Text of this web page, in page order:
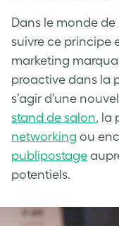
Dans le monde
suivre ce principe
marketing
proactive dans la
s’agir d’une
stand de salon, la
networking ou
publipostage
potentiels.